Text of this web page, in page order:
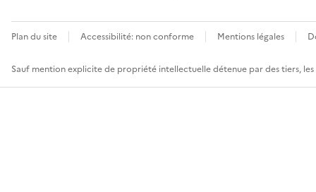
Plan du site Accessibilité: non conforme Mentions légales
Sauf mention explicite de propriété intellectuelle détenue par des tiers,